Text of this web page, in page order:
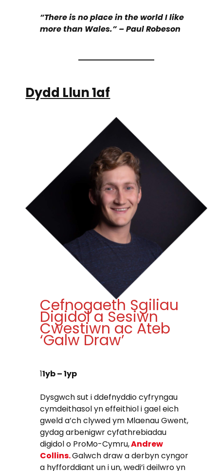
“There is no place in the world I like
more than Wales.” – Paul Robeson
Dydd Llun 1af
Cefnogaeth Sgiliau
Digidol a Sesiwn
Cwestiwn ac Ateb
‘Galw Draw’
11yb – 1yp
Dysgwch sut i ddefnyddio cyfryngau
cymdeithasol yn effeithiol i gael eich
gweld a’ch clywed ym Mlaenau Gwent,
gydag arbenigwr cyfathrebiadau
digidol o ProMo-Cymru,Andrew
Collins.Galwch draw a derbyn cyngor
a hyfforddiant un i un, wedi’i deilwro yn